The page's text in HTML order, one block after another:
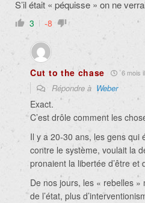
S’il était « péquisse » on ne
3 -8
Cut to the chase 6 mois
Répondre à Weber
Exact.
C’est drôle comment les
Il y a 20-30 ans, les gens qui
contre le système, voulait la
pronaient la libertée d’être et
De nos jours, les « rebelles
de l’état, plus